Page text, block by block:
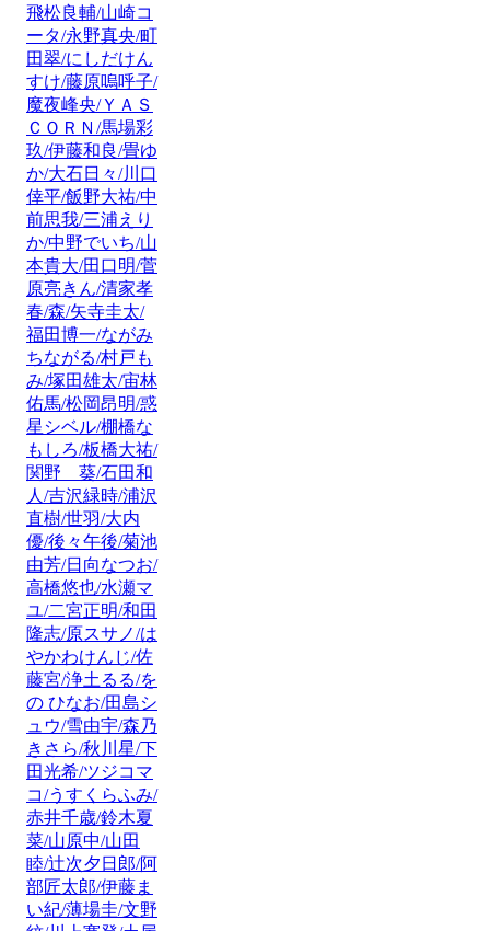
飛松良輔/山崎コ
ータ/永野真央/町
田翠/にしだけん
すけ/藤原嗚呼子/
魔夜峰央/ＹＡＳ
ＣＯＲＮ/馬場彩
玖/伊藤和良/畳ゆ
か/大石日々/川口
倖平/飯野大祐/中
前思我/三浦えり
か/中野でいち/山
本貴大/田口明/菅
原亮きん/清家孝
春/森/矢寺圭太/
福田博一/ながみ
ちながる/村戸も
み/塚田雄太/宙林
佑馬/松岡昂明/惑
星シベル/棚橋な
もしろ/板橋大祐/
関野 葵/石田和
人/吉沢緑時/浦沢
直樹/世羽/大内
優/後々午後/菊池
由芳/日向なつお/
高橋悠也/水瀬マ
ユ/二宮正明/和田
隆志/原スサノ/は
やかわけんじ/佐
藤宮/浄土るる/を
の ひなお/田島シ
ュウ/雪由宇/森乃
きさら/秋川星/下
田光希/ツジコマ
コ/うすくらふみ/
赤井千歳/鈴木夏
菜/山原中/山田
睦/辻次夕日郎/阿
部匠太郎/伊藤ま
い紀/薄場圭/文野